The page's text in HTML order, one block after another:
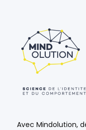
Avec Mindolution,